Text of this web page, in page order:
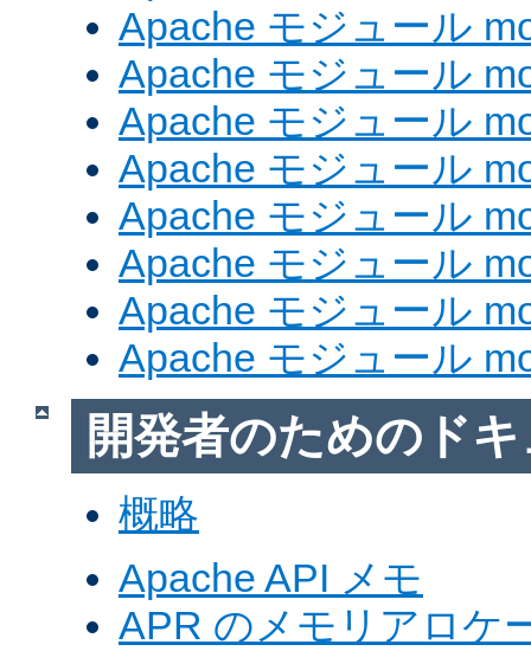
Apache モジュール
Apache モジュール
Apache モジュール
Apache モジュール
Apache モジュール
Apache モジュール
Apache モジュール
Apache モジュール
開発者のためのド
概略
Apache API メモ
APR のメモリアロケ